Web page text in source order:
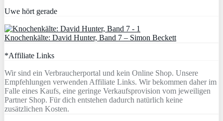
Uwe hört gerade
Knochenkälte: David Hunter, Band 7 – Simon Beckett
*Affiliate Links
Wir sind ein Verbraucherportal und kein Online Shop. Unsere
Empfehlungen verwenden Affiliate Links. Wir bekommen daher im
Falle eines Kaufs, eine geringe Verkaufsprovision vom jeweiligen
Partner Shop. Für dich entstehen dadurch natürlich keine
zusätzlichen Kosten.